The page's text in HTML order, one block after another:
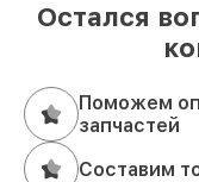
Остался
Поможем
запчастей
Составим